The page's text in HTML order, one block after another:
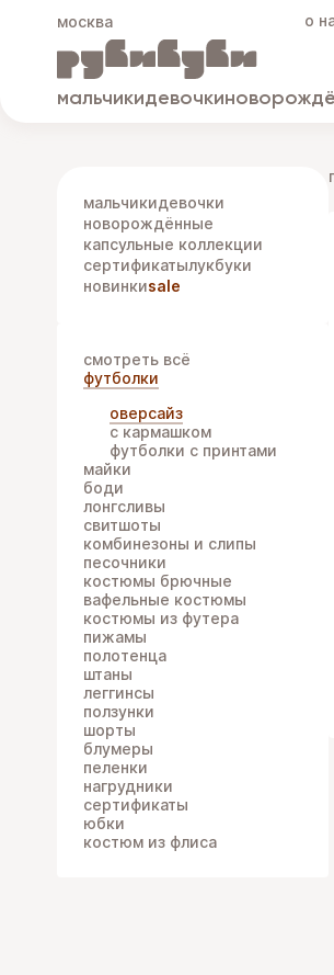
москва о
мальчикидевочки
мальчикидевочки
новорождённые
капсульные коллекции
сертификатылукбуки
новинкиsale
смотреть всё
футболки
оверсайз
с кармашком
футболки с принтами
майки
боди
лонгсливы
свитшоты
комбинезоны и слипы
песочники
костюмы брючные
вафельные костюмы
костюмы из футера
пижамы
полотенца
штаны
леггинсы
ползунки
шорты
блумеры
пеленки
нагрудники
сертификаты
юбки
костюм из флиса